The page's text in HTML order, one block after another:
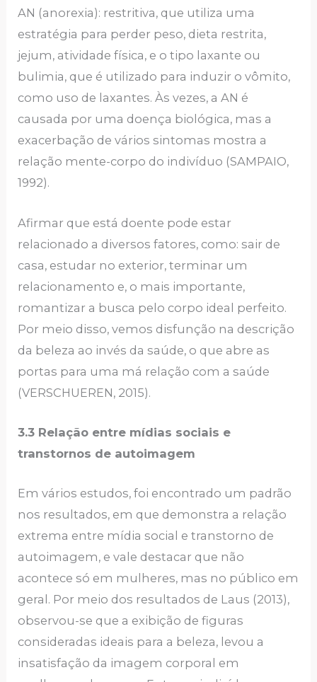
AN (anorexia): restritiva, que utiliza uma
estratégia para perder peso, dieta restrita,
jejum, atividade física, e o tipo laxante ou
bulimia, que é utilizado para induzir o vômito,
como uso de laxantes. Às vezes, a AN é
causada por uma doença biológica, mas a
exacerbação de vários sintomas mostra a
relação mente-corpo do indivíduo (SAMPAIO,
1992).
Afirmar que está doente pode estar
relacionado a diversos fatores, como: sair de
casa, estudar no exterior, terminar um
relacionamento e, o mais importante,
romantizar a busca pelo corpo ideal perfeito.
Por meio disso, vemos disfunção na descrição
da beleza ao invés da saúde, o que abre as
portas para uma má relação com a saúde
(VERSCHUEREN, 2015).
3.3 Relação entre mídias sociais e
transtornos de autoimagem
Em vários estudos, foi encontrado um padrão
nos resultados, em que demonstra a relação
extrema entre mídia social e transtorno de
autoimagem, e vale destacar que não
acontece só em mulheres, mas no público em
geral. Por meio dos resultados de Laus (2013),
observou-se que a exibição de figuras
consideradas ideais para a beleza, levou a
insatisfação da imagem corporal em